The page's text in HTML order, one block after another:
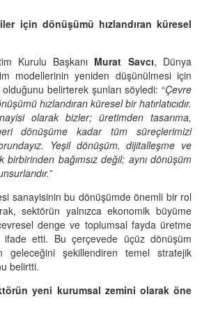
için dönüşümü hızlandıran küresel
Kurulu Başkanı Murat Savcı, Dünya
modellerinin yeniden düşünülmesi için
belirterek şunları söyledi: “Çevre
hızlandıran küresel bir hatırlatıcıdır.
olarak bizler; üretimden tasarıma,
dönüşüme kadar tüm süreçlerimizi
Yeşil dönüşüm, dijitalleşme ve
birbirinden bağımsız değil; aynı dönüşüm
”
sanayisinin bu dönüşümde önemli bir rol
sektörün yalnızca ekonomik büyüme
denge ve toplumsal fayda üretme
ifade etti. Bu çerçevede üçüz dönüşüm
geleceğini şekillendiren temel stratejik
belirtti.
yeni kurumsal zemini olarak öne